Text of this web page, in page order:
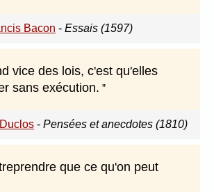
Bacon - Essais (1597)
vice des lois, c'est qu'elles
sans exécution.
- Pensées et anecdotes (1810)
que ce qu'on peut